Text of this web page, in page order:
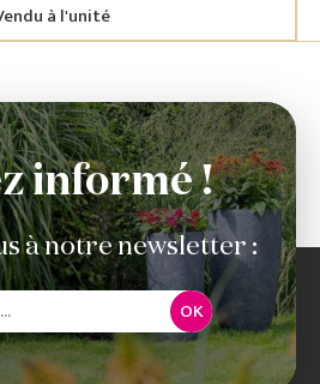
à l'unité
informé !
à notre newsletter :
OK